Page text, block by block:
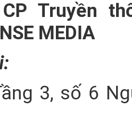
Truyền
MEDIA
3, số 6